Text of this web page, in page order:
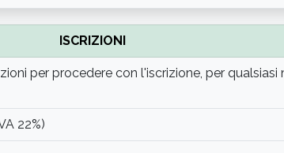
ISCRIZIONI
per procedere con l'iscrizione, per
22%)